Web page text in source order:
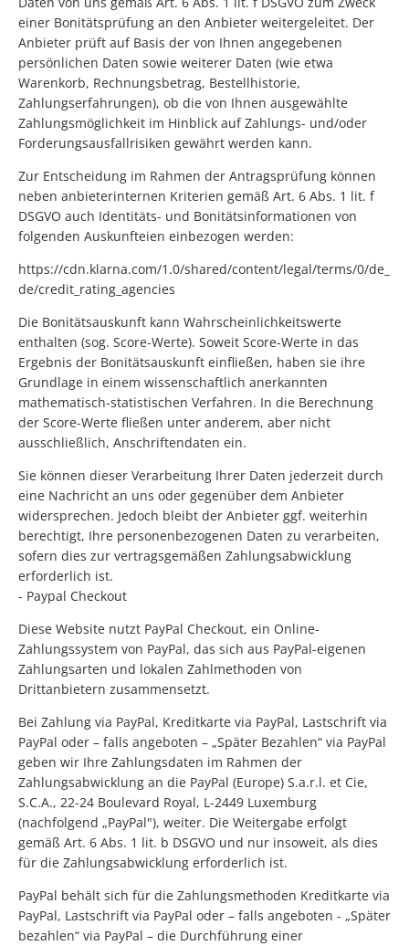
einer Bonitätsprüfung an den Anbieter weitergeleitet. Der
Anbieter prüft auf Basis der von Ihnen angegebenen
persönlichen Daten sowie weiterer Daten (wie etwa
Warenkorb, Rechnungsbetrag, Bestellhistorie,
Zahlungserfahrungen), ob die von Ihnen ausgewählte
Zahlungsmöglichkeit im Hinblick auf Zahlungs- und/oder
Forderungsausfallrisiken gewährt werden kann.
Zur Entscheidung im Rahmen der Antragsprüfung können
neben anbieterinternen Kriterien gemäß Art. 6 Abs. 1 lit. f
DSGVO auch Identitäts- und Bonitätsinformationen von
folgenden Auskunfteien einbezogen werden:
https://cdn.klarna.com/1.0/shared/content/legal/terms/0/de_
de/credit_rating_agencies
Die Bonitätsauskunft kann Wahrscheinlichkeitswerte
enthalten (sog. Score-Werte). Soweit Score-Werte in das
Ergebnis der Bonitätsauskunft einfließen, haben sie ihre
Grundlage in einem wissenschaftlich anerkannten
mathematisch-statistischen Verfahren. In die Berechnung
der Score-Werte fließen unter anderem, aber nicht
ausschließlich, Anschriftendaten ein.
Sie können dieser Verarbeitung Ihrer Daten jederzeit durch
eine Nachricht an uns oder gegenüber dem Anbieter
widersprechen. Jedoch bleibt der Anbieter ggf. weiterhin
berechtigt, Ihre personenbezogenen Daten zu verarbeiten,
sofern dies zur vertragsgemäßen Zahlungsabwicklung
erforderlich ist.
- Paypal Checkout
Diese Website nutzt PayPal Checkout, ein Online-
Zahlungssystem von PayPal, das sich aus PayPal-eigenen
Zahlungsarten und lokalen Zahlmethoden von
Drittanbietern zusammensetzt.
Bei Zahlung via PayPal, Kreditkarte via PayPal, Lastschrift via
PayPal oder – falls angeboten – „Später Bezahlen“ via PayPal
geben wir Ihre Zahlungsdaten im Rahmen der
Zahlungsabwicklung an die PayPal (Europe) S.a.r.l. et Cie,
S.C.A., 22-24 Boulevard Royal, L-2449 Luxemburg
(nachfolgend „PayPal"), weiter. Die Weitergabe erfolgt
gemäß Art. 6 Abs. 1 lit. b DSGVO und nur insoweit, als dies
für die Zahlungsabwicklung erforderlich ist.
PayPal behält sich für die Zahlungsmethoden Kreditkarte via
PayPal, Lastschrift via PayPal oder – falls angeboten - „Später
bezahlen“ via PayPal – die Durchführung einer